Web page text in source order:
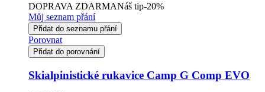
DOPRAVA ZDARMANáš tip-20%
Můj seznam přání
Přidat do seznamu přání
Porovnat
Přidat do porovnání
Skialpinistické rukavice Camp G Comp EVO